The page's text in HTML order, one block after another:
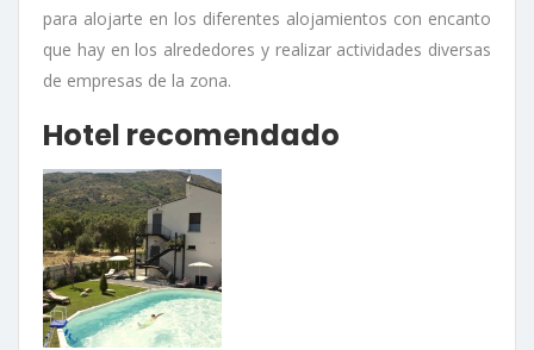
para alojarte en los diferentes alojamientos con encanto
que hay en los alrededores y realizar actividades diversas
de empresas de la zona.
Hotel recomendado